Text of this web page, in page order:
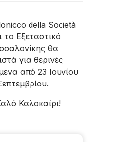
della Società
το Εξεταστικό
θα
για θερινές
από 23 Ιουνίου
Καλοκαίρι!